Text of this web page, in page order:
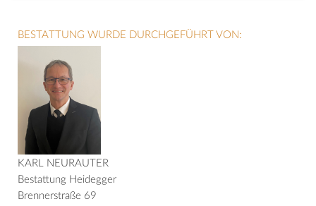
BESTATTUNG WURDE DURCHGEFÜHRT VON:
KARL NEURAUTER
Bestattung Heidegger
Brennerstraße 69